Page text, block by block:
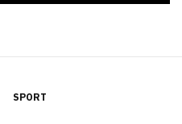
SPORT